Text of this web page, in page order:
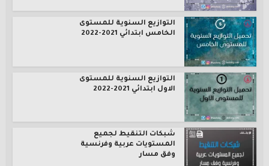
التوازيع السنوية للمستوى
الخامس ابتدائي 2021-2022
التوازيع السنوية للمستوى
الاول ابتدائي 2021-2022
شبكات التنقيط لجميع
المستويات عربية وفرنسية
وفق مسار